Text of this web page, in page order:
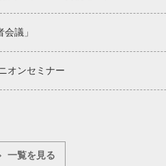
議」
オンセミナー
一覧を見る